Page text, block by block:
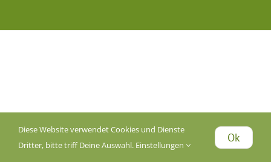
Diese Website verwendet Cookies und Dienste
Dritter, bitte triff Deine Auswahl. Einstellungen
Ok